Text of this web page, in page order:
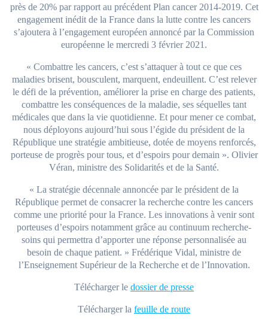
près de 20% par rapport au précédent Plan cancer 2014-2019. Cet
engagement inédit de la France dans la lutte contre les cancers
s’ajoutera à l’engagement européen annoncé par la Commission
européenne le mercredi 3 février 2021.
« Combattre les cancers, c’est s’attaquer à tout ce que ces
maladies brisent, bousculent, marquent, endeuillent. C’est relever
le défi de la prévention, améliorer la prise en charge des patients,
combattre les conséquences de la maladie, ses séquelles tant
médicales que dans la vie quotidienne. Et pour mener ce combat,
nous déployons aujourd’hui sous l’égide du président de la
République une stratégie ambitieuse, dotée de moyens renforcés,
porteuse de progrès pour tous, et d’espoirs pour demain ». Olivier
Véran, ministre des Solidarités et de la Santé.
« La stratégie décennale annoncée par le président de la
République permet de consacrer la recherche contre les cancers
comme une priorité pour la France. Les innovations à venir sont
porteuses d’espoirs notamment grâce au continuum recherche-
soins qui permettra d’apporter une réponse personnalisée au
besoin de chaque patient. » Frédérique Vidal, ministre de
l’Enseignement Supérieur de la Recherche et de l’Innovation.
Télécharger le dossier de presse
Télécharger la feuille de route